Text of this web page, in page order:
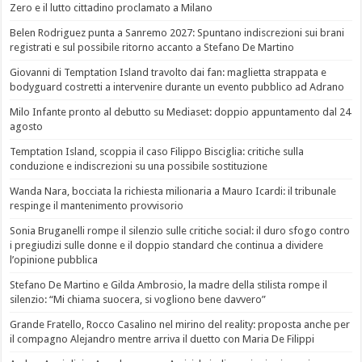
Zero e il lutto cittadino proclamato a Milano
Belen Rodriguez punta a Sanremo 2027: Spuntano indiscrezioni sui brani
registrati e sul possibile ritorno accanto a Stefano De Martino
Giovanni di Temptation Island travolto dai fan: maglietta strappata e
bodyguard costretti a intervenire durante un evento pubblico ad Adrano
Milo Infante pronto al debutto su Mediaset: doppio appuntamento dal 24
agosto
Temptation Island, scoppia il caso Filippo Bisciglia: critiche sulla
conduzione e indiscrezioni su una possibile sostituzione
Wanda Nara, bocciata la richiesta milionaria a Mauro Icardi: il tribunale
respinge il mantenimento provvisorio
Sonia Bruganelli rompe il silenzio sulle critiche social: il duro sfogo contro
i pregiudizi sulle donne e il doppio standard che continua a dividere
l’opinione pubblica
Stefano De Martino e Gilda Ambrosio, la madre della stilista rompe il
silenzio: “Mi chiama suocera, si vogliono bene davvero”
Grande Fratello, Rocco Casalino nel mirino del reality: proposta anche per
il compagno Alejandro mentre arriva il duetto con Maria De Filippi